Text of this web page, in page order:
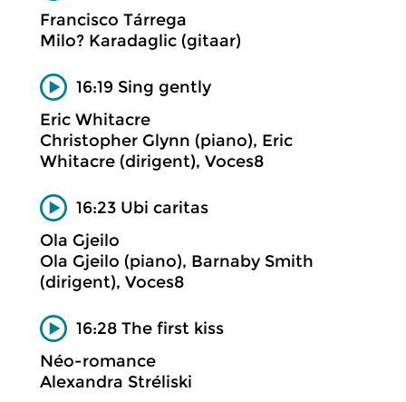
Francisco Tárrega
Milo? Karadaglic (gitaar)
16:19 Sing gently
Eric Whitacre
Christopher Glynn (piano), Eric
Whitacre (dirigent), Voces8
16:23 Ubi caritas
Ola Gjeilo
Ola Gjeilo (piano), Barnaby Smith
(dirigent), Voces8
16:28 The first kiss
Néo-romance
Alexandra Stréliski